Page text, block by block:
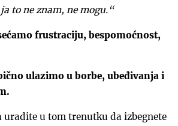
to ne znam, ne mogu.“
frustraciju, bespomoćnost,
ulazimo u borbe, ubeđivanja i
uradite u tom trenutku da izbegnete